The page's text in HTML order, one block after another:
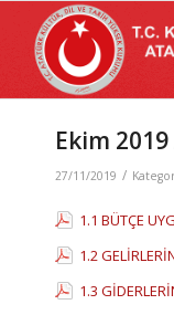
Ekim
27/11/2019 /
1.1 BÜTÇE
1.2
1.3